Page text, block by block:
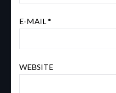
E-MAIL*
WEBSITE